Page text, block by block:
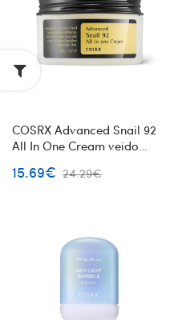
COSRX Advanced Snail 92
All In One Cream veido
15.69€ 24.29€